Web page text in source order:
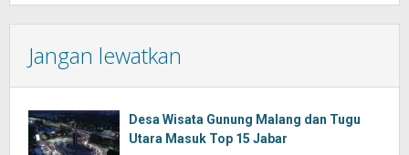
Jangan lewatkan
Desa Wisata Gunung Malang dan Tugu
Utara Masuk Top 15 Jabar